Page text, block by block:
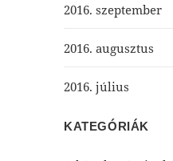
2016. szeptember
2016. augusztus
2016. július
KATEGÓRIÁK